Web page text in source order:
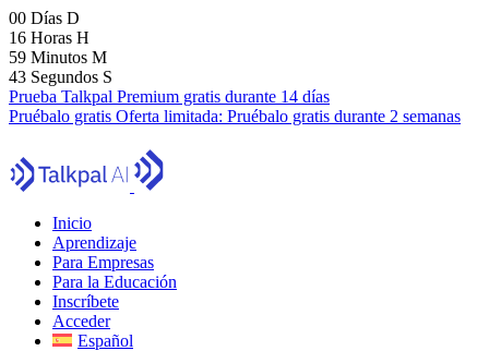
00 Días D
16 Horas H
59 Minutos M
42 Segundos S
Prueba Talkpal Premium gratis durante 14 días
Pruébalo gratis Oferta limitada: Pruébalo gratis durante 2 semanas
Inicio
Aprendizaje
Para Empresas
Para la Educación
Inscríbete
Acceder
Español